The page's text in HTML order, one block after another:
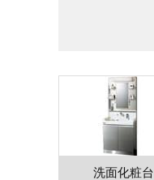
洗面化粧台